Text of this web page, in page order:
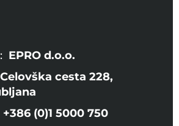
EPRO d.o.o.
Celovška cesta 228,
+386 (0)1 5000 750